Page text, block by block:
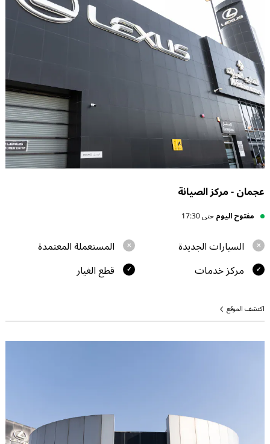
عجمان - مركز الصيانة
مفتوح اليومحتى 17:30
السيارات الجديدة
المستعملة المعتمدة
مركز خدمات
قطع الغيار
اكتشف الموقع